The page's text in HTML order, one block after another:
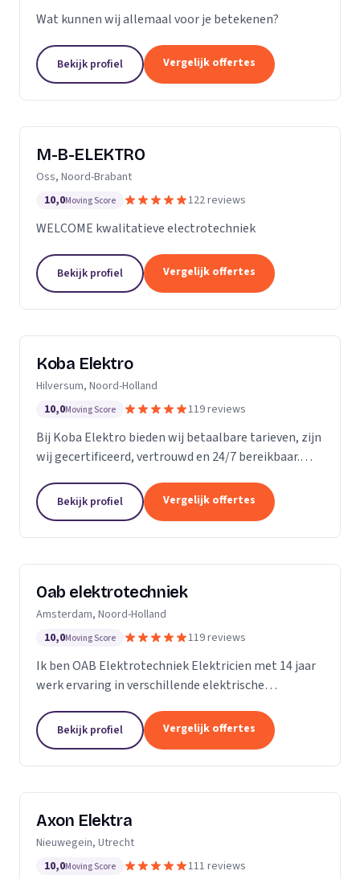
Wat kunnen wij allemaal voor je betekenen?
Bekijk profiel Vergelijk offertes
M-B-ELEKTRO
Oss, Noord-Brabant
10,0Moving Score 122 reviews
WELCOME kwalitatieve electrotechniek
Bekijk profiel Vergelijk offertes
Koba Elektro
Hilversum, Noord-Holland
10,0Moving Score 119 reviews
Bij Koba Elektro bieden wij betaalbare tarieven, zijn
wij gecertificeerd, vertrouwd en 24/7 bereikbaar.
problemen snel worden opgelost.
Bekijk profiel Vergelijk offertes
Oab elektrotechniek
Amsterdam, Noord-Holland
10,0Moving Score 119 reviews
Ik ben OAB Elektrotechniek Elektricien met 14 jaar
werk ervaring in verschillende elektrische
groepenkasten noem het maar op bijna alles
Bekijk profiel Vergelijk offertes
Axon Elektra
Nieuwegein, Utrecht
10,0Moving Score 111 reviews